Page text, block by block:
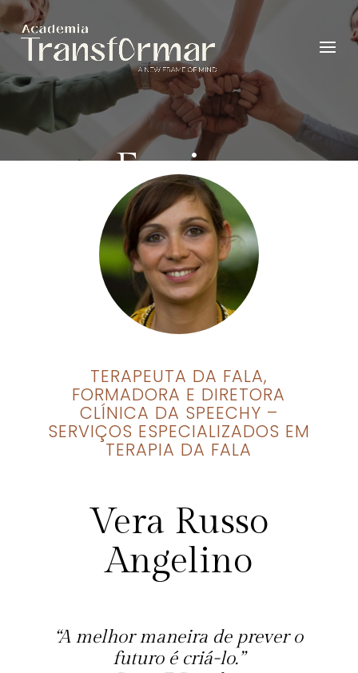
Equipa
TERAPEUTA DA FALA,
FORMADORA E DIRETORA
CLÍNICA DA SPEECHY –
SERVIÇOS ESPECIALIZADOS EM
TERAPIA DA FALA
Vera Russo
Angelino
“A melhor maneira de prever o
futuro é criá-lo.”